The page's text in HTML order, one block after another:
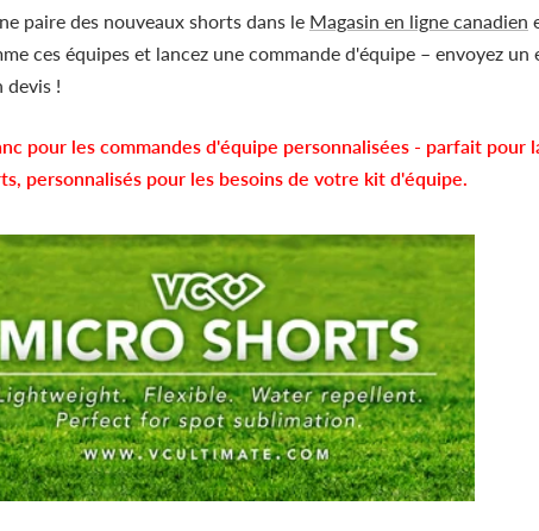
paire des nouveaux shorts dans le Magasin en ligne canadien
ces équipes et lancez une commande d'équipe – envoyez un
devis !
pour les commandes d'équipe personnalisées - parfait pour
personnalisés pour les besoins de votre kit d'équipe.